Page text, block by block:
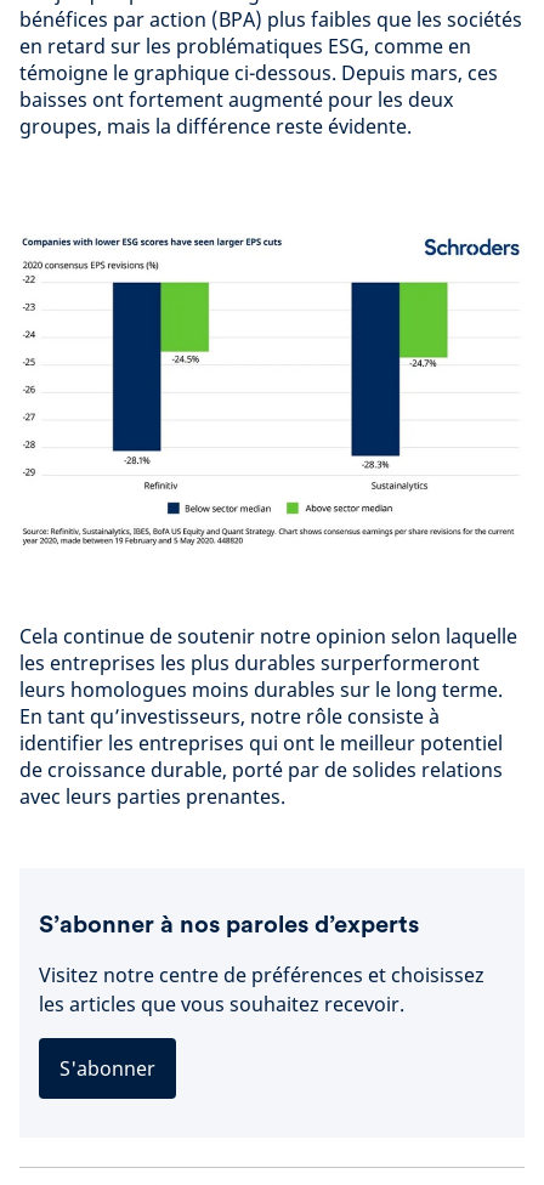
bénéfices par action (BPA) plus faibles que les sociétés
en retard sur les problématiques ESG, comme en
témoigne le graphique ci-dessous. Depuis mars, ces
baisses ont fortement augmenté pour les deux
groupes, mais la différence reste évidente.
Cela continue de soutenir notre opinion selon laquelle
les entreprises les plus durables surperformeront
leurs homologues moins durables sur le long terme.
En tant qu’investisseurs, notre rôle consiste à
identifier les entreprises qui ont le meilleur potentiel
de croissance durable, porté par de solides relations
avec leurs parties prenantes.
S’abonner à nos paroles d’experts
Visitez notre centre de préférences et choisissez
les articles que vous souhaitez recevoir.
S'abonner